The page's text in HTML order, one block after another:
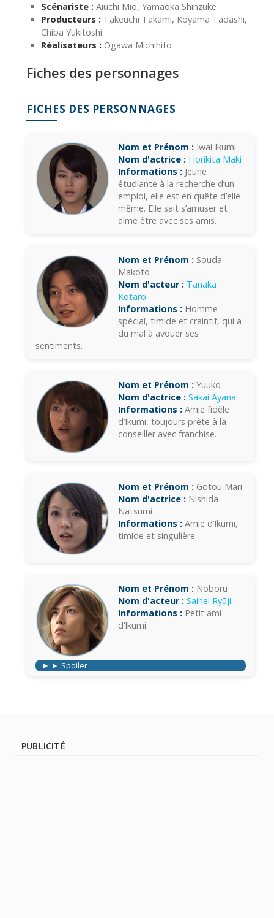
Scénariste : Aiuchi Mio, Yamaoka Shinzuke
Producteurs : Takeuchi Takami, Koyama Tadashi,
Chiba Yukitoshi
Réalisateurs : Ogawa Michihito
Fiches des personnages
FICHES DES PERSONNAGES
Nom et Prénom : Iwai Ikumi
Nom d'actrice : Horikita Maki
Informations : Jeune
étudiante à la recherche d’un
emploi, elle est en quête d’elle-
même. Elle sait s’amuser et
aime être avec ses amis.
Nom et Prénom : Souda
Makoto
Nom d'acteur : Tanaka
Kōtarō
Informations : Homme
spécial, timide et craintif, qui a
du mal à avouer ses
sentiments.
Nom et Prénom : Yuuko
Nom d'actrice : Sakai Ayana
Informations : Amie fidèle
d’Ikumi, toujours prête à la
conseiller avec franchise.
Nom et Prénom : Gotou Mari
Nom d'actrice : Nishida
Natsumi
Informations : Amie d’Ikumi,
timide et singulière.
Nom et Prénom : Noboru
Nom d'acteur : Sainei Ryūji
Informations : Petit ami
d’Ikumi.
Spoiler
PUBLICITÉ